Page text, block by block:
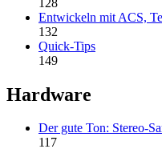
Entwickeln mit ACS,
132
Quick-Tips
149
Hardware
Der gute Ton: Stereo-
117